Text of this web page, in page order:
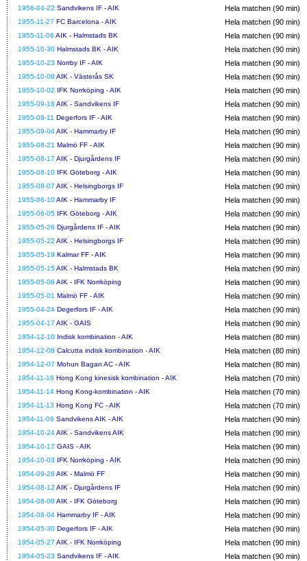
1956-04-22 Sandvikens IF - AIK Hela matchen (90 min)
1955-11-27 FC Barcelona - AIK Hela matchen (90 min)
1955-11-06 AIK - Halmstads BK Hela matchen (90 min)
1955-10-30 Halmstads BK - AIK Hela matchen (90 min)
1955-10-23 Norrby IF - AIK Hela matchen (90 min)
1955-10-08 AIK - Västerås SK Hela matchen (90 min)
1955-10-02 IFK Norrköping - AIK Hela matchen (90 min)
1955-09-18 AIK - Sandvikens IF Hela matchen (90 min)
1955-09-11 Degerfors IF - AIK Hela matchen (90 min)
1955-09-04AIK - Hammarby IF Hela matchen (90 min)
1955-08-21 Malmö FF - AIK Hela matchen (90 min)
1955-08-17 AIK - Djurgårdens IF Hela matchen (90 min)
1955-08-10 IFK Göteborg - AIK Hela matchen (90 min)
1955-08-07 AIK - Helsingborgs IF Hela matchen (90 min)
1955-06-10AIK - Hammarby IF Hela matchen (90 min)
1955-06-05 IFK Göteborg - AIK Hela matchen (90 min)
1955-05-26 Djurgårdens IF - AIK Hela matchen (90 min)
1955-05-22 AIK - Helsingborgs IF Hela matchen (90 min)
1955-05-19 Kalmar FF - AIK Hela matchen (90 min)
1955-05-15AIK - Halmstads BK Hela matchen (90 min)
1955-05-06 AIK - IFK Norrköping Hela matchen (90 min)
1955-05-01 Malmö FF - AIK Hela matchen (90 min)
1955-04-24 Degerfors IF - AIK Hela matchen (90 min)
1955-04-17 AIK - GAIS Hela matchen (90 min)
1954-12-10 Indisk kombination - AIK Hela matchen (80 min)
1954-12-08 Calcutta indisk kombination - AIK Hela matchen (80 min)
1954-12-07 Mohun Bagan AC - AIK Hela matchen (80 min)
1954-11-16 Hong Kong kinesisk kombination - AIK Hela matchen (70 min)
1954-11-14 Hong Kong-kombination - AIK Hela matchen (70 min)
1954-11-13 Hong Kong FC - AIK Hela matchen (70 min)
1954-11-06 Sandvikens AIK - AIK Hela matchen (90 min)
1954-10-24AIK - Sandvikens AIK Hela matchen (90 min)
1954-10-17 GAIS - AIK Hela matchen (90 min)
1954-10-03 IFK Norrköping - AIK Hela matchen (90 min)
1954-09-26 AIK - Malmö FF Hela matchen (90 min)
1954-08-12 AIK - Djurgårdens IF Hela matchen (90 min)
1954-08-08 AIK - IFK Göteborg Hela matchen (90 min)
1954-08-04 Hammarby IF - AIK Hela matchen (90 min)
1954-05-30 Degerfors IF - AIK Hela matchen (90 min)
1954-05-27 AIK - IFK Norrköping Hela matchen (90 min)
1954-05-23 Sandvikens IF - AIK Hela matchen (90 min)